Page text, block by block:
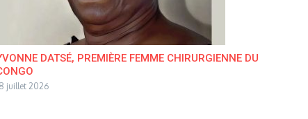
DATSÉ, PREMIÈRE FEMME CHIRURGIENNE DU
juillet 2026